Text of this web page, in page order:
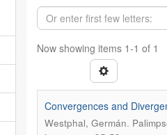
Now showing items 1-1 of 1
Convergences and
Westphal, Germán.